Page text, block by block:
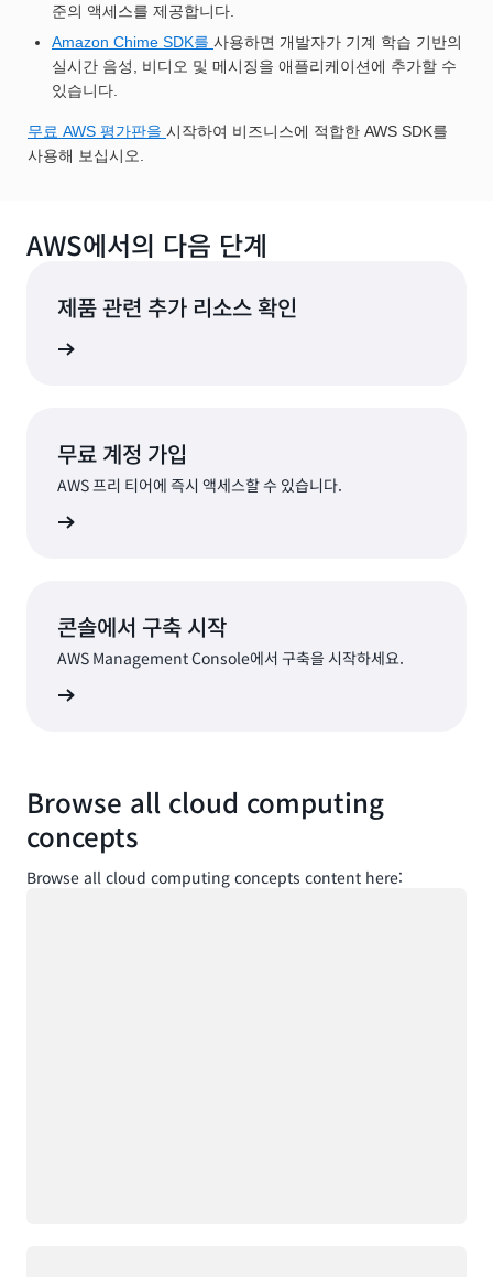
준의 액세스를 제공합니다.
Amazon Chime SDK를 사용하면 개발자가 기계 학습 기반의
실시간 음성, 비디오 및 메시징을 애플리케이션에 추가할 수
있습니다.
무료 AWS 평가판을 시작하여 비즈니스에 적합한 AWS SDK를
사용해 보십시오.
AWS에서의 다음 단계
제품 관련 추가 리소스 확인
무료 계정 가입
AWS 프리 티어에 즉시 액세스할 수 있습니다.
콘솔에서 구축 시작
AWS Management Console에서 구축을 시작하세요.
Browse all cloud computing
concepts
Browse all cloud computing concepts content here: